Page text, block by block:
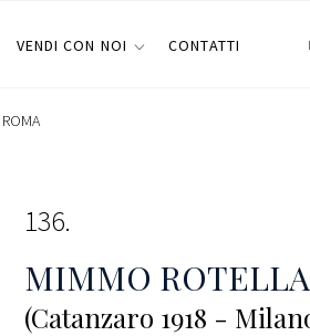
VENDI CON NOI CONTATTI
ROMA
136
MIMMO ROTELLA
(Catanzaro 1918 -